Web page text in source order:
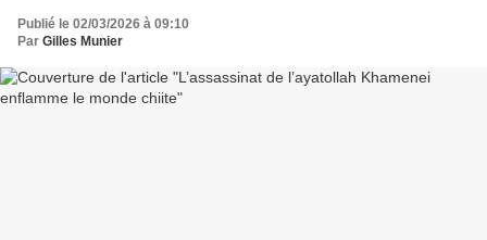
Publié le 02/03/2026 à 09:10
Par Gilles Munier